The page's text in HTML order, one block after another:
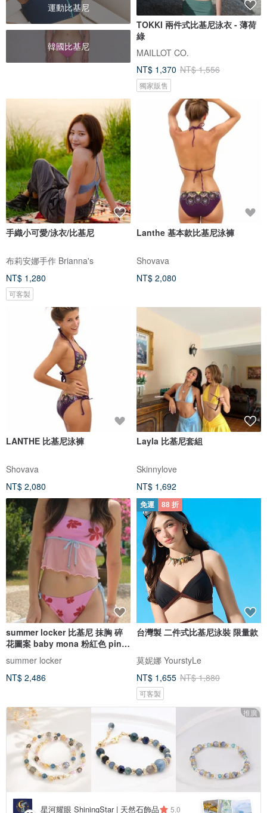
運動比基尼
韓國比基尼
TOKKI 兩件式比基尼泳衣 - 薄荷
綠
MAILLOT CO.
NT$ 1,370 NT$ 1,556
獨家販售
手織小可愛/泳衣/比基尼
布莉安娜手作 Brianna's
NT$ 1,280
可客製
Lanthe 基本款比基尼泳褲
Shovava
NT$ 2,080
LANTHE 比基尼泳褲
Shovava
NT$ 2,080
Layla 比基尼套組
Skinnylove
NT$ 1,692
summer locker 比基尼 抹胸 碎
花圖案 baby mona 粉紅色 pink
summer locker
NT$ 2,486
免運 88 折
台灣製 二件式比基尼泳裝 限量款
莫妮娜 YourstyLe
NT$ 1,655 NT$ 1,880
可客製
推廣
星河耀眼 ShiningStar | 天然石飾品 5.0